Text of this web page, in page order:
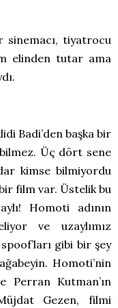
sinemacı, tiyatrocu
elinden tutar ama
Badi’den başka bir
Üç dört sene
kimse bilmiyordu
film var. Üstelik bu
Homoti adının
ve uzaylımız
gibi bir şey
Homoti’nin
Perran Kutman’ın
Gezen, filmi